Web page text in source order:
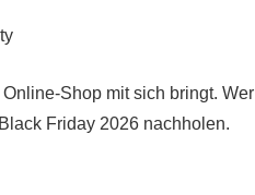
Shop mit sich bringt. Wer
Friday 2026 nachholen.